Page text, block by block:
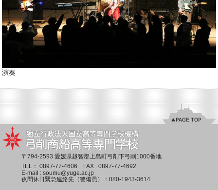
演奏
〒794-2593 愛媛県越智郡上島町弓削下弓削1000番地
TEL： 0897-77-4606 FAX : 0897-77-4692
E-mail : soumu@yuge.ac.jp
夜間休日緊急連絡先（警備員）： 080-1943-3614